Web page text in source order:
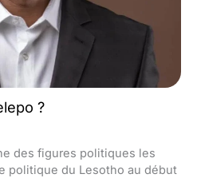
?
des figures politiques les
politique du Lesotho au début